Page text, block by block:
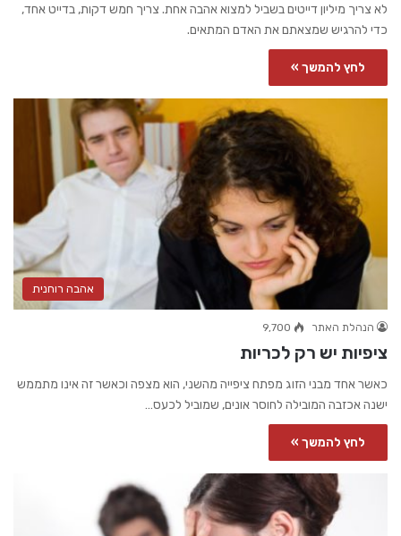
לא צריך מיליון דייטים בשביל למצוא אהבה אחת. צריך חמש דקות, בדייט אחד,
כדי להרגיש שמצאתם את האדם המתאים.
לחץ להמשך »
אהבה רוחנית
הנהלת האתר 9,700
ציפיות יש רק לכריות
כאשר אחד מבני הזוג מפתח ציפייה מהשני, הוא מצפה וכאשר זה אינו מתממש
ישנה אכזבה המובילה לחוסר אונים, שמוביל לכעס…
לחץ להמשך »